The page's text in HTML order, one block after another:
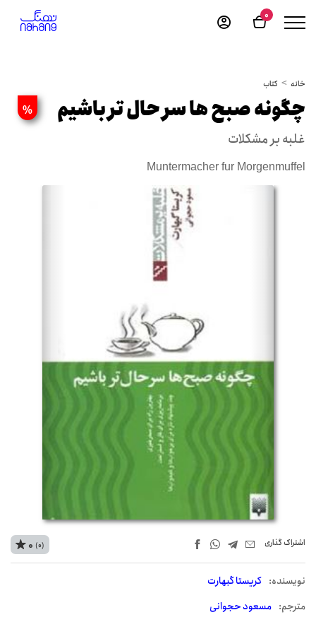
0
خانه کتاب
% چگونه صبح ها سر حال تر باشیم
غلبه بر مشکلات
Muntermacher fur Morgenmuffel
اشتراک‌ گذاری
نويسنده: کریستا گبهارت
مترجم: مسعود حجوانی
0 (0)